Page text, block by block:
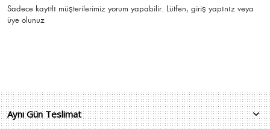
Sadece kayıtlı müşterilerimiz yorum yapabilir. Lütfen, giriş yapınız veya
üye olunuz
Aynı Gün Teslimat